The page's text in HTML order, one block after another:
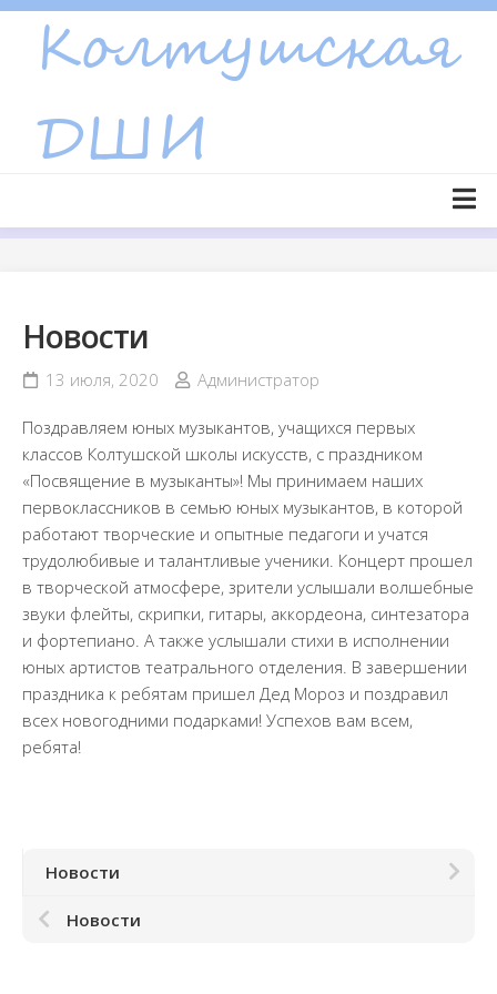
Skip
content
Объявления
Сведения об образовательной организации
Структура и органы управления образовательной
организацией
Документы
Образование
Образовательные стандарты
Руководство
Финансово-хозяйственная деятельность
Материально-техническое обеспечение и
оснащенность образовательного процесса.
Доступная среда
обучающихся
Новости
13 июля, 2020 Администратор
Поздравляем юных музыкантов, учащихся первых
классов Колтушской школы искусств, с праздником
«Посвящение в музыканты»! Мы принимаем наших
первоклассников в семью юных музыкантов, в которой
работают творческие и опытные педагоги и учатся
трудолюбивые и талантливые ученики. Концерт прошел
в творческой атмосфере, зрители услышали волшебные
звуки флейты, скрипки, гитары, аккордеона, синтезатора
и фортепиано. А также услышали стихи в исполнении
юных артистов театрального отделения. В завершении
праздника к ребятам пришел Дед Мороз и поздравил
всех новогодними подарками! Успехов вам всем,
ребята!
Новости
Новости